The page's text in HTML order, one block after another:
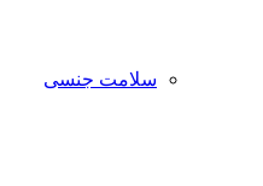
سلامت جنسی